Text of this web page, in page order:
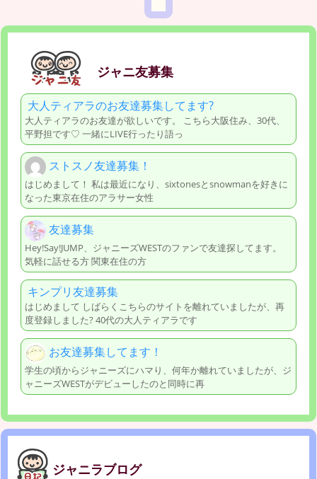
ジャニ友募集
大人ティアラのお友達募集してます?
大人ティアラのお友達が欲しいです。 こちら大阪住み、30代、
平野担です♡ 一緒にLIVE行ったり語っ
ストスノ友達募集！
はじめまして！ 私は最近になり、sixtonesとsnowmanを好きに
なった東京在住のアラサー女性
友達募集
Hey!Say!JUMP、ジャニーズWESTのファンで友達探してます。
気軽に話せる方 関東在住の方
キンプリ友達募集
はじめまして しばらくこちらのサイトを離れていましたが、再
度登録しました? 40代の大人ティアラです
お友達募集してます‎！
学生の頃からジャニーズにハマり、何年か離れていましたが、ジ
ャニーズWESTがデビューしたのと同時に再
ジャニラブログ